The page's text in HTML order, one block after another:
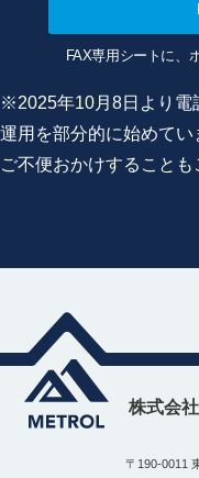
FAX専用シートに、
※2025年10月8日より電
運用を部分的に始めてい
ご不便おかけすることも
株式会
〒190-0011